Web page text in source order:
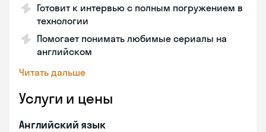
Готовит к интервью с полным погружением в
технологии
Помогает понимать любимые сериалы на
английском
Читать дальше
Услуги и цены
Английский язык